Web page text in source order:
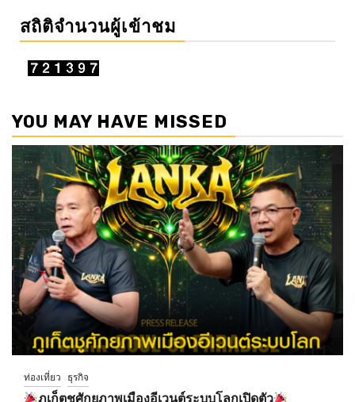
สถิติจำนวนผู้เข้าชม
YOU MAY HAVE MISSED
ท่องเที่ยว ธุรกิจ
ภูเก็ตชูศักยภาพเมืองอีเวนต์ระบบโลกเปิดตัว